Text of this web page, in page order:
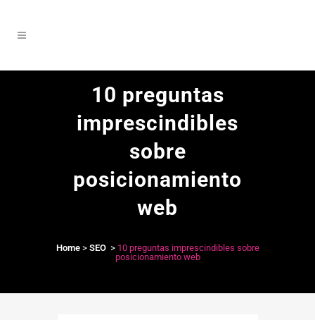
10 preguntas
imprescindibles
sobre
posicionamiento
web
Home> SEO > 10 preguntas imprescindibles sobre
posicionamiento web